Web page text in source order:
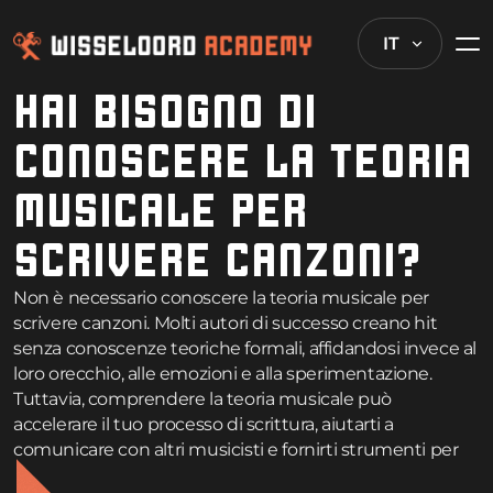
IT
HAI BISOGNO DI
CONOSCERE LA TEORIA
MUSICALE PER
SCRIVERE CANZONI?
Non è necessario conoscere la teoria musicale per
scrivere canzoni. Molti autori di successo creano hit
senza conoscenze teoriche formali, affidandosi invece al
loro orecchio, alle emozioni e alla sperimentazione.
Tuttavia, comprendere la teoria musicale può
accelerare il tuo processo di scrittura, aiutarti a
comunicare con altri musicisti e fornirti strumenti per
risolvere problemi creativi. Che tu scelga di studiare la